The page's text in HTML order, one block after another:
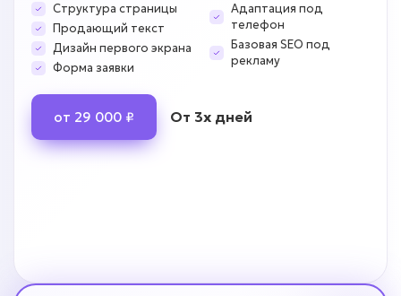
Структура страницы
Продающий текст
Дизайн первого экрана
Форма заявки
Адаптация под
телефон
Базовая SEO под
рекламу
от 29 000 ₽ От 3х дней